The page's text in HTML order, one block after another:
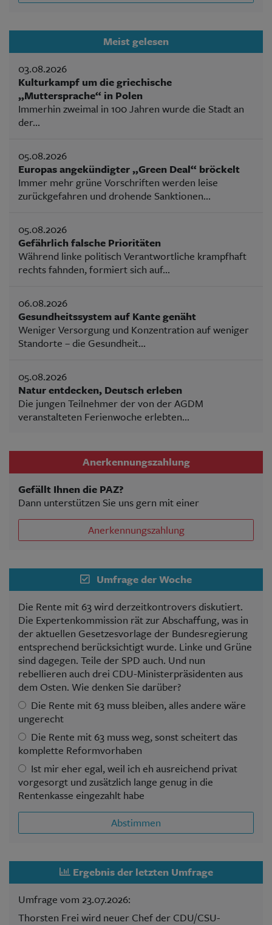
Meist gelesen
03.08.2026
Kulturkampf um die griechische
„Muttersprache“ in Polen
Immerhin zweimal in 100 Jahren wurde die Stadt an
der...
05.08.2026
Europas angekündigter „Green Deal“ bröckelt
Immer mehr grüne Vorschriften werden leise
zurückgefahren und drohende Sanktionen...
05.08.2026
Gefährlich falsche Prioritäten
Während linke politisch Verantwortliche krampfhaft
rechts fahnden, formiert sich auf...
06.08.2026
Gesundheitssystem auf Kante genäht
Weniger Versorgung und Konzentration auf weniger
Standorte – die Gesundheit...
05.08.2026
Natur entdecken, Deutsch erleben
Die jungen Teilnehmer der von der AGDM
veranstalteten Ferienwoche erlebten...
Anerkennungszahlung
Gefällt Ihnen die PAZ?
Dann unterstützen Sie uns gern mit einer
Anerkennungszahlung
Umfrage der Woche
Die Rente mit 63 wird derzeitkontrovers diskutiert.
Die Expertenkommission rät zur Abschaffung, was in
der aktuellen Gesetzesvorlage der Bundesregierung
entsprechend berücksichtigt wurde. Linke und Grüne
sind dagegen. Teile der SPD auch. Und nun
rebellieren auch drei CDU-Ministerpräsidenten aus
dem Osten. Wie denken Sie darüber?
Die Rente mit 63 muss bleiben, alles andere wäre
ungerecht
Die Rente mit 63 muss weg, sonst scheitert das
komplette Reformvorhaben
Ist mir eher egal, weil ich eh ausreichend privat
vorgesorgt und zusätzlich lange genug in die
Rentenkasse eingezahlt habe
Abstimmen
Ergebnis der letzten Umfrage
Umfrage vom 23.07.2026:
Thorsten Frei wird neuer Chef der CDU/CSU-